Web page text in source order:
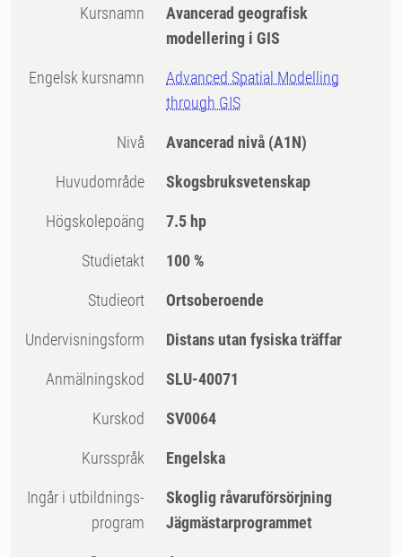
Kursnamn
Avancerad geografisk
modellering i GIS
Engelsk kursnamn
Advanced Spatial Modelling
through GIS
Nivå Avancerad nivå (A1N)
Huvudområde Skogsbruksvetenskap
högskolepoäng 7.5 hp
Studietakt 100 %
Studieort Ortsoberoende
Undervisningsform Distans utan fysiska träffar
Anmälningskod SLU-40071
Kurskod SV0064
Kursspråk Engelska
Ingår i utbildnings-
program
Skoglig råvaruförsörjning
Jägmästarprogrammet